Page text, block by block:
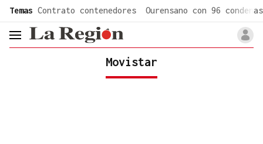
Temas Contrato contenedores Ourensano con 96 condenas
header.menu.open
Movistar